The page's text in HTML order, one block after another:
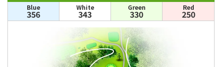
Blue
356
White
343
Green
330
Red
250